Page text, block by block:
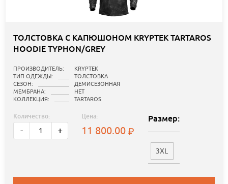
ТОЛСТОВКА С КАПЮШОНОМ KRYPTEK TARTAROS
HOODIE TYPHON/GREY
ПРОИЗВОДИТЕЛЬ:
KRYPTEK
ТИП ОДЕЖДЫ:
ТОЛСТОВКА
СЕЗОН:
ДЕМИСЕЗОННАЯ
МЕМБРАНА:
НЕТ
КОЛЛЕКЦИЯ:
TARTAROS
Количество:
- +
Цена:
11 800.00
Размер:
3XL